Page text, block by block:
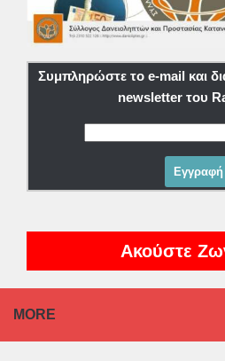
Συμπληρώστε το e-mail και
newsletter του
Ακούστε
MORE